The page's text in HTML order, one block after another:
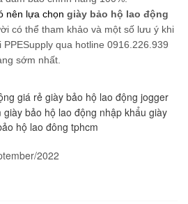
nên lựa chọn
giày bảo hộ lao động
có thể tham khảo và một số lưu ý khi
qua hotline 0916.226.939
sớm nhất.
giá rẻ
giày bảo hộ lao động jogger
giày bảo hộ lao động nhập khẩu giày
hộ lao đông tphcm